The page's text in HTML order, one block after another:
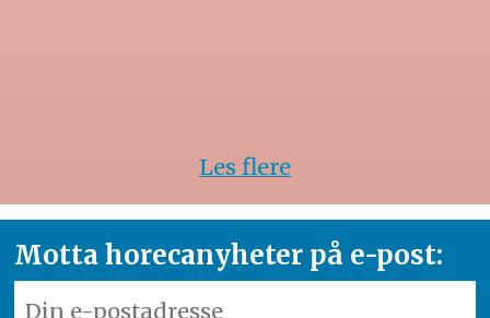
Les flere
Motta horecanyheter på e-post: